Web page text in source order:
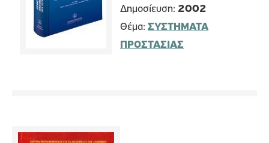
Δημοσίευση: 2002
Θέμα: ΣΥΣΤΗΜΑΤΑ
ΠΡΟΣΤΑΣΙΑΣ